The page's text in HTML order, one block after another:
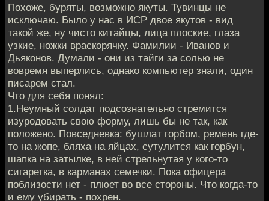
Похоже, буряты, возможно якуты. Тувинцы не
исключаю. Было у нас в ИСР двое якутов - вид
такой же, ну чисто китайцы, лица плоские, глаза
узкие, ножки враскорячку. Фамилии - Иванов и
Дьяконов. Думали - они из тайги за солью не
вовремя выперлись, однако компьютер знали, один
писарем стал.
Что для себя понял:
1.Неумный солдат подсознательно стремится
изуродовать свою форму, лишь бы не так, как
положено. Повседневка: бушлат горбом, ремень где-
то на жопе, бляха на яйцах, сутулится как горбун,
шапка на затылке, в ней стрельнутая у кого-то
сигаретка, в карманах семечки. Пока офицера
поблизости нет - плюет во все стороны. Что когда-то
и ему убирать - похрен.